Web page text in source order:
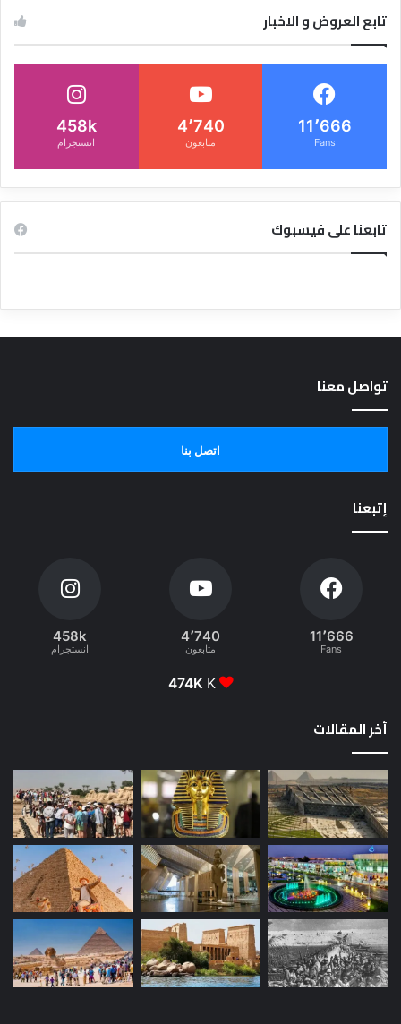
تابع العروض و الاخبار
11٬666
Fans
4٬740
متابعون
458k
انستجرام
تابعنا على فيسبوك
تواصل معنا
اتصل بنا
إتبعنا
11٬666
Fans
4٬740
متابعون
458k
انستجرام
474K K
أخر المقالات